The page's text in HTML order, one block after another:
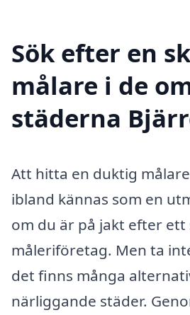
Sök efter en
målare i de
städerna
Att hitta en duktig
ibland kännas som en
om du är på jakt efter ett
måleriföretag. Men ta
det finns många
närliggande städer.